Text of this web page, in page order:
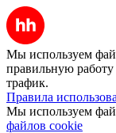
Мы используем
правильную работу
трафик.
Правила
Мы используем
файлов cookie